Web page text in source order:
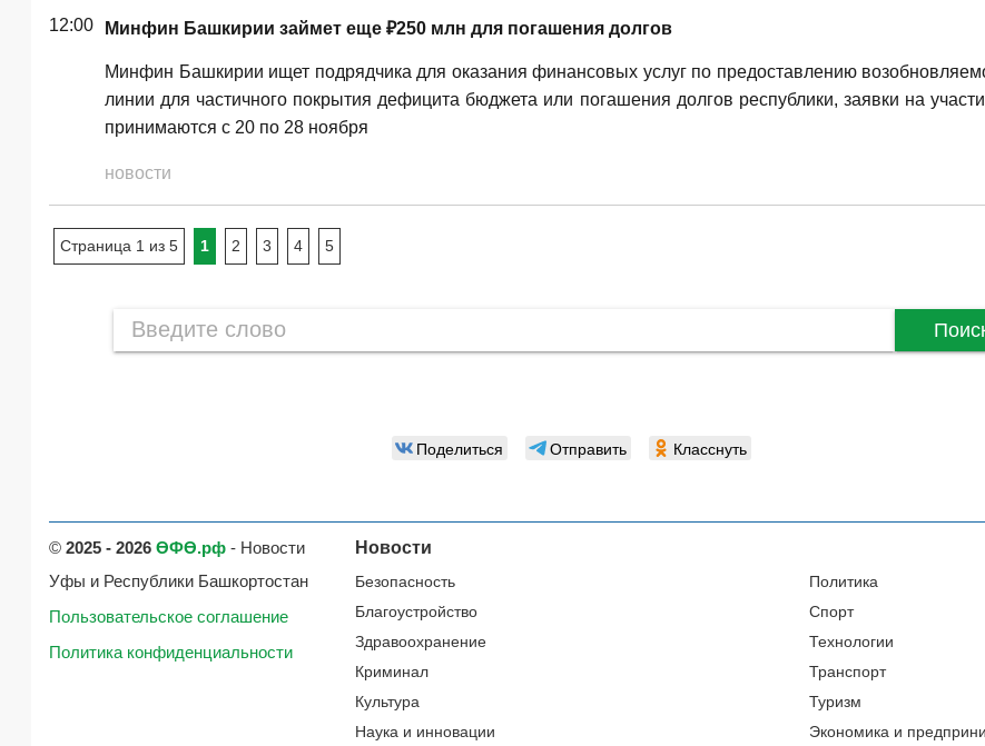
12:00 Минфин Башкирии займет еще ₽250 млн для погашения долгов
Минфин Башкирии ищет подрядчика для оказания финансовых услуг по предоставлению
линии для частичного покрытия дефицита бюджета или погашения долгов республики, заявки на
принимаются с 20 по 28 ноября
новости
Страница 1 из 5 1 2 3 4 5
Поделиться Отправить Класснуть
© 2025 - 2026 ӨФӨ.рф - Новости
Уфы и Республики Башкортостан
Пользовательское соглашение
Политика конфиденциальности
Новости
Безопасность
Благоустройство
Здравоохранение
Криминал
Культура
Наука и инновации
Политика
Спорт
Технологии
Транспорт
Туризм
Экономика и